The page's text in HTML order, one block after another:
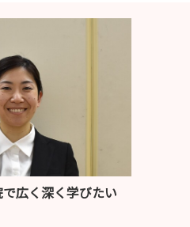
報』をご確認ください
広く深く学びたい